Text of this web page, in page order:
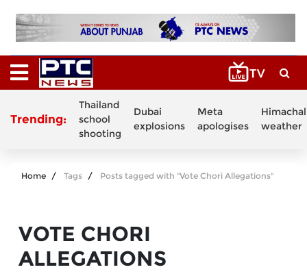
Trending:
Thailand
school
shooting
Dubai
explosions
Meta
apologises
Himachal
weather
Home Tags Posts tagged with "Vote Chori Allegations"
VOTE CHORI
ALLEGATIONS